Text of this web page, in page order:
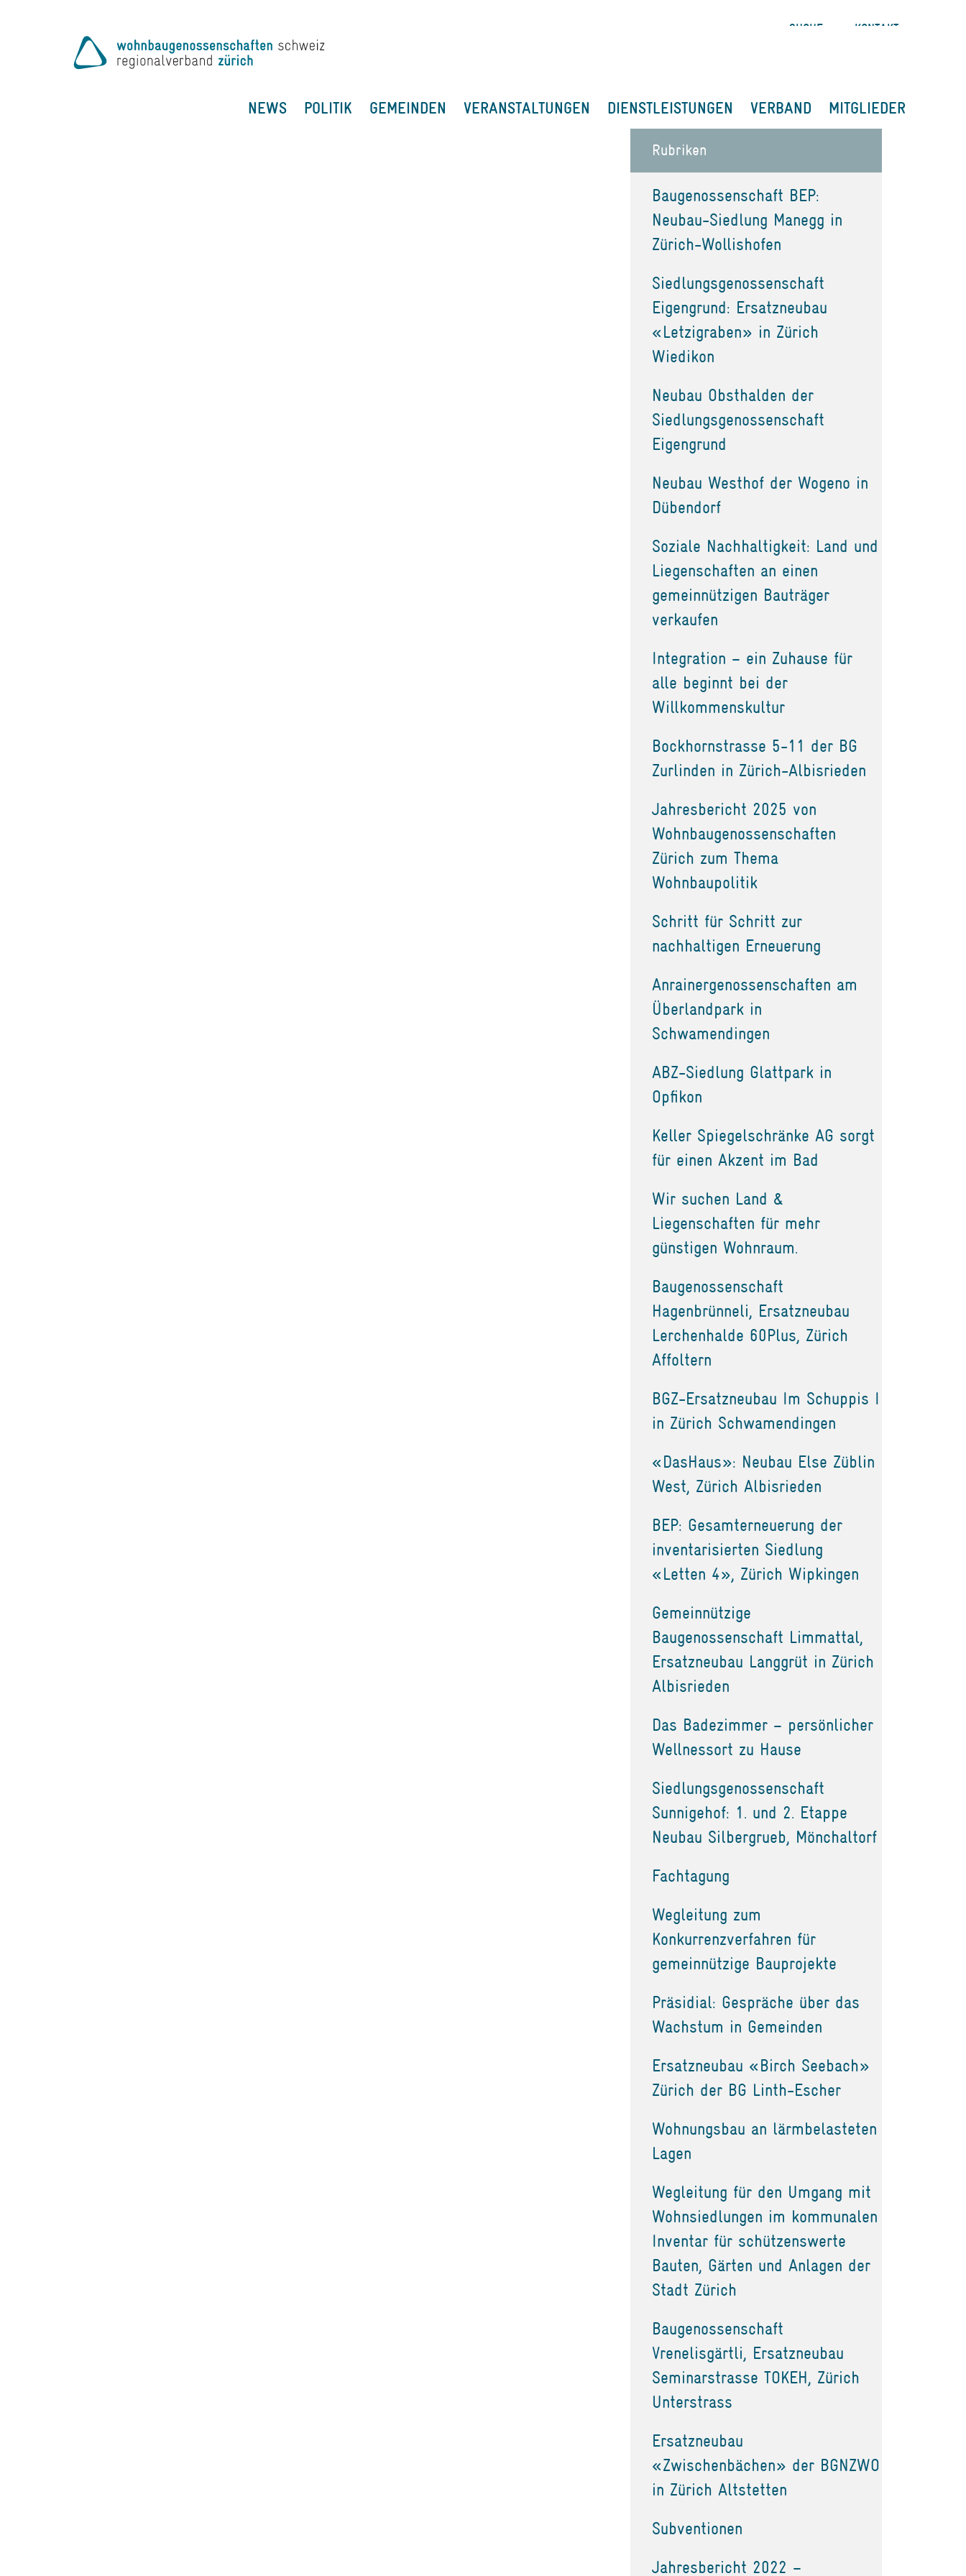
SUCHE KONTAKT
NEWS POLITIK GEMEINDEN VERANSTALTUNGEN DIENSTLEISTUNGEN VERBAND MITGLIEDER
Rubriken
Baugenossenschaft BEP:
Neubau-Siedlung Manegg in
Zürich-Wollishofen
Siedlungsgenossenschaft
Eigengrund: Ersatzneubau
«Letzigraben» in Zürich
Wiedikon
Neubau Obsthalden der
Siedlungsgenossenschaft
Eigengrund
Neubau Westhof der Wogeno in
Dübendorf
Soziale Nachhaltigkeit: Land und
Liegenschaften an einen
gemeinnützigen Bauträger
verkaufen
Integration – ein Zuhause für
alle beginnt bei der
Willkommenskultur
Bockhornstrasse 5-11 der BG
Zurlinden in Zürich-Albisrieden
Jahresbericht 2025 von
Wohnbaugenossenschaften
Zürich zum Thema
Wohnbaupolitik
Schritt für Schritt zur
nachhaltigen Erneuerung
Anrainergenossenschaften am
Überlandpark in
Schwamendingen
ABZ-Siedlung Glattpark in
Opfikon
Keller Spiegelschränke AG sorgt
für einen Akzent im Bad
Wir suchen Land &
Liegenschaften für mehr
günstigen Wohnraum.
Baugenossenschaft
Hagenbrünneli, Ersatzneubau
Lerchenhalde 60Plus, Zürich
Affoltern
BGZ-Ersatzneubau Im Schuppis I
in Zürich Schwamendingen
«DasHaus»: Neubau Else Züblin
West, Zürich Albisrieden
BEP: Gesamterneuerung der
inventarisierten Siedlung
«Letten 4», Zürich Wipkingen
Gemeinnützige
Baugenossenschaft Limmattal,
Ersatzneubau Langgrüt in Zürich
Albisrieden
Das Badezimmer – persönlicher
Wellnessort zu Hause
Siedlungsgenossenschaft
Sunnigehof: 1. und 2. Etappe
Neubau Silbergrueb, Mönchaltorf
Fachtagung
Wegleitung zum
Konkurrenzverfahren für
gemeinnützige Bauprojekte
Präsidial: Gespräche über das
Wachstum in Gemeinden
Ersatzneubau «Birch Seebach»
Zürich der BG Linth-Escher
Wohnungsbau an lärmbelasteten
Lagen
Wegleitung für den Umgang mit
Wohnsiedlungen im kommunalen
Inventar für schützenswerte
Bauten, Gärten und Anlagen der
Stadt Zürich
Baugenossenschaft
Vrenelisgärtli, Ersatzneubau
Seminarstrasse TOKEH, Zürich
Unterstrass
Ersatzneubau
«Zwischenbächen» der BGNZWO
in Zürich Altstetten
Subventionen
Jahresbericht 2022 –